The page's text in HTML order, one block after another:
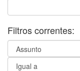
Filtros correntes: